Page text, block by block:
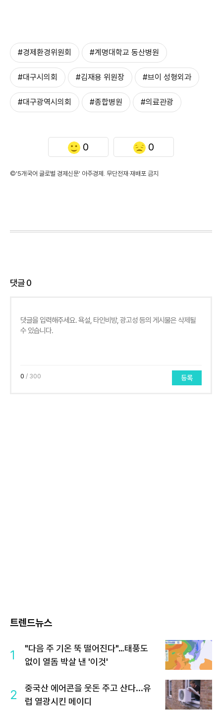
#경제환경위원회 #계명대학교 동산병원
#대구시의회 #김재용 위원장 #브이 성형외과
#대구광역시의회 #종합병원 #의료관광
0 0
©'5개국어 글로벌 경제신문' 아주경제. 무단전재·재배포 금지
댓글0
0 / 300 등록
트렌드뉴스
1
"다음 주 기온 뚝 떨어진다"…태풍도
없이 열돔 박살 낸 '이것'
2
중국산 에어콘을 웃돈 주고 산다...유
럽 열광시킨 메이디